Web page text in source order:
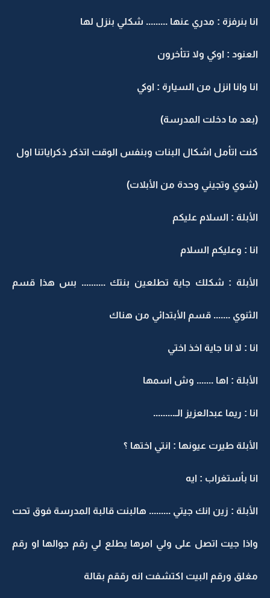
انا بنرفزة : مدري عنها ......... شكلي بنزل لها
العنود : اوكي ولا تتأخرون
انا وانا انزل من السيارة : اوكي
(بعد ما دخلت المدرسة)
كنت اتأمل اشكال البنات وبنفس الوقت اتذكر ذكراياتنا اول
(شوي وتجيني وحدة من الأبلات)
الأبلة : السلام عليكم
انا : وعليكم السلام
الأبلة : شكلك جاية تطلعين بنتك .......... بس هذا قسم
الثنوي ....... قسم الأبتدائي من هناك
انا : لا انا جاية اخذ اختي
الأبلة : اها ....... وش اسمها
انا : ريما عبدالعزيز الـ.........
الأبلة طيرت عيونها : انتي اختها ؟
انا بأستغراب : ايه
الأبلة : زين انك جيتي ......... هالبنت قالبة المدرسة فوق تحت
واذا جيت اتصل على ولي امرها يطلع لي رقم جوالها او رقم
مغلق ورقم البيت اكتشفت انه رققم بقالة